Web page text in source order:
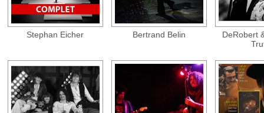
Stephan Eicher Bertrand Belin
DeRobert